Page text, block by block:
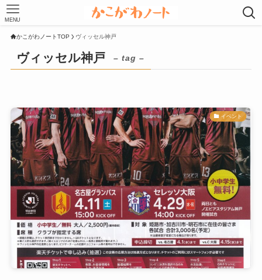
MENU
かこがわノートTOP ヴィッセル神戸
ヴィッセル神戸 – tag –
イベント